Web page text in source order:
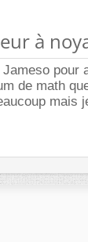
à
pour
de math
mais